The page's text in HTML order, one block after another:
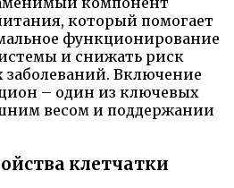
который помогает
функционирование
и снижать риск
заболеваний. Включение
– один из ключевых
весом и поддержании
клетчатки